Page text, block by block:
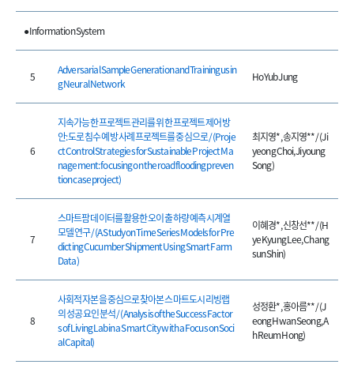
● Information System
5
Adversarial Sample Generation and Training usin
g Neural Network
Ho Yub Jung
6
지속가능한 프로젝트 관리를 위한 프로젝트 제어 방
안: 도로 침수 예방 사례 프로젝트를 중심으로 / (Proje
ct Control Strategies for Sustainable Project Ma
nagement: focusing on the road flooding preven
tion case project)
최지영*, 송지영** / (Ji
yeong Choi, Jiyoung
Song)
7
스마트팜 데이터를 활용한 오이 출하량 예측 시계열
모델 연구 / (A Study on Time Series Models for Pre
dicting Cucumber Shipment Using Smart Farm
Data)
이혜경*, 신창선** / (H
ye Kyung Lee, Chang
sun Shin)
8
사회적 자본을 중심으로 찾아본 스마트도시 리빙랩
의 성공 요인 분석 / (Analysis of the Success Factor
s of Living Lab in a Smart City with a Focus on Soci
al Capital)
성정환*, 홍아름** / (J
eong Hwan Seong, A
h Reum Hong)